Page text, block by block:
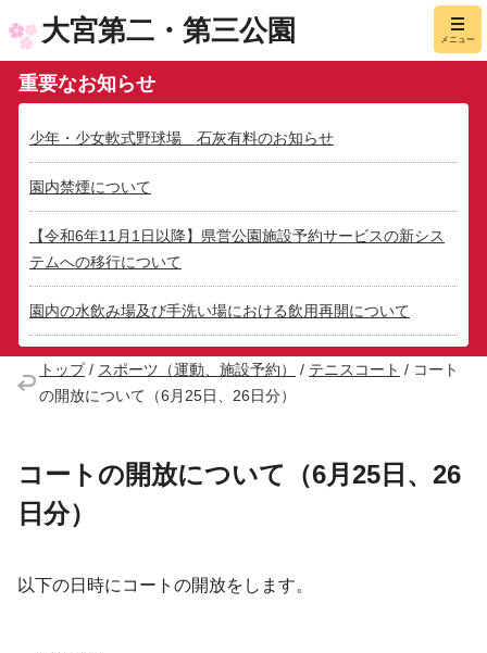
大宮第二・第三公園 メニュー
重要なお知らせ
少年・少女軟式野球場 石灰有料のお知らせ
園内禁煙について
【令和6年11月1日以降】県営公園施設予約サービスの新シス
テムへの移行について
園内の水飲み場及び手洗い場における飲用再開について
トップ/ スポーツ（運動、施設予約） / テニスコート / コート
の開放について（6月25日、26日分）
コートの開放について（6月25日、26
日分）
以下の日時にコートの開放をします。